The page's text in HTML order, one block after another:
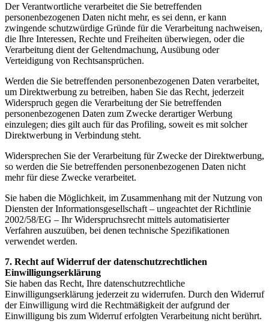
Der Verantwortliche verarbeitet die Sie betreffenden
personenbezogenen Daten nicht mehr, es sei denn, er kann
zwingende schutzwürdige Gründe für die Verarbeitung nachweisen,
die Ihre Interessen, Rechte und Freiheiten überwiegen, oder die
Verarbeitung dient der Geltendmachung, Ausübung oder
Verteidigung von Rechtsansprüchen.
Werden die Sie betreffenden personenbezogenen Daten verarbeitet,
um Direktwerbung zu betreiben, haben Sie das Recht, jederzeit
Widerspruch gegen die Verarbeitung der Sie betreffenden
personenbezogenen Daten zum Zwecke derartiger Werbung
einzulegen; dies gilt auch für das Profiling, soweit es mit solcher
Direktwerbung in Verbindung steht.
Widersprechen Sie der Verarbeitung für Zwecke der Direktwerbung,
so werden die Sie betreffenden personenbezogenen Daten nicht
mehr für diese Zwecke verarbeitet.
Sie haben die Möglichkeit, im Zusammenhang mit der Nutzung von
Diensten der Informationsgesellschaft – ungeachtet der Richtlinie
2002/58/EG – Ihr Widerspruchsrecht mittels automatisierter
Verfahren auszuüben, bei denen technische Spezifikationen
verwendet werden.
7. Recht auf Widerruf der datenschutzrechtlichen
Einwilligungserklärung
Sie haben das Recht, Ihre datenschutzrechtliche
Einwilligungserklärung jederzeit zu widerrufen. Durch den Widerruf
der Einwilligung wird die Rechtmäßigkeit der aufgrund der
Einwilligung bis zum Widerruf erfolgten Verarbeitung nicht berührt.